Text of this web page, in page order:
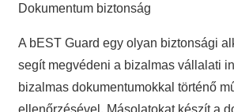
Dokumentum biztonság
A bEST Guard egy olyan biztonsági
segít megvédeni a bizalmas vállalati
bizalmas dokumentumokkal történő
ellenőrzésével. Másolatokat készít a